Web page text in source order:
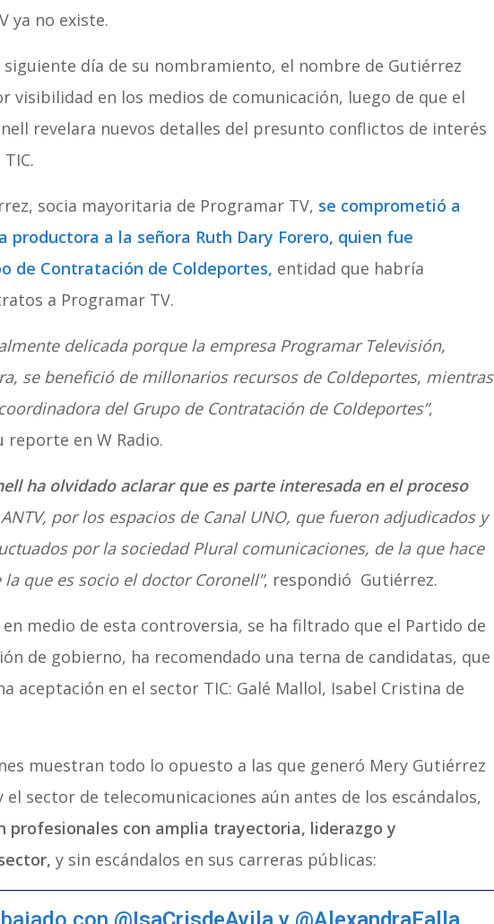
ya no existe.
siguiente día de su nombramiento, el nombre de Gutiérrez
visibilidad en los medios de comunicación, luego de que el
revelara nuevos detalles del presunto conflictos de interés
socia mayoritaria de Programar TV, se comprometió a
productora a la señora Ruth Dary Forero, quien fue
de Contratación de Coldeportes, entidad que habría
a Programar TV.
delicada porque la empresa Programar Televisión,
se benefició de millonarios recursos de Coldeportes, mientras
del Grupo de Contratación de Coldeportes”,
reporte en W Radio.
ha olvidado aclarar que es parte interesada en el proceso
por los espacios de Canal UNO, que fueron adjudicados y
por la sociedad Plural comunicaciones, de la que hace
que es socio el doctor Coronell”, respondió Gutiérrez.
medio de esta controversia, se ha filtrado que el Partido de
de gobierno, ha recomendado una terna de candidatas, que
aceptación en el sector TIC: Galé Mallol, Isabel Cristina de
muestran todo lo opuesto a las que generó Mery Gutiérrez
sector de telecomunicaciones aún antes de los escándalos,
profesionales con amplia trayectoria, liderazgo y
y sin escándalos en sus carreras públicas: